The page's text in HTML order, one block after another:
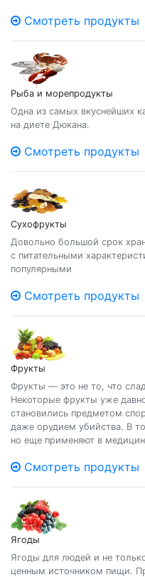
Смотреть продукты
Рыба и морепродукты
Одна из самых вкуснейших
на диете Дюкана.
Смотреть продукты
Сухофрукты
Довольно большой срок
с питательными
популярными
Смотреть продукты
Фрукты
Фрукты — это не то, что
Некоторые фрукты уже
становились предметом
даже орудием убийства. В
но еще применяют в
Смотреть продукты
Ягоды
Ягоды для людей и не
ценным источником пищи.